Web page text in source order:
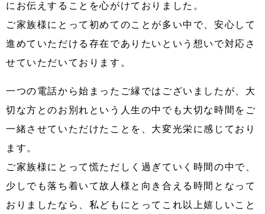
にお伝えすることを心がけておりました。
ご家族様にとって初めてのことが多い中で、安心して
進めていただける存在でありたいという想いで対応さ
せていただいております。
一つの電話から始まったご縁ではございましたが、大
切な方とのお別れという人生の中でも大切な時間をご
一緒させていただけたことを、大変光栄に感じており
ます。
ご家族様にとって慌ただしく過ぎていく時間の中で、
少しでも落ち着いて故人様と向き合える時間となって
おりましたなら、私どもにとってこれ以上嬉しいこと